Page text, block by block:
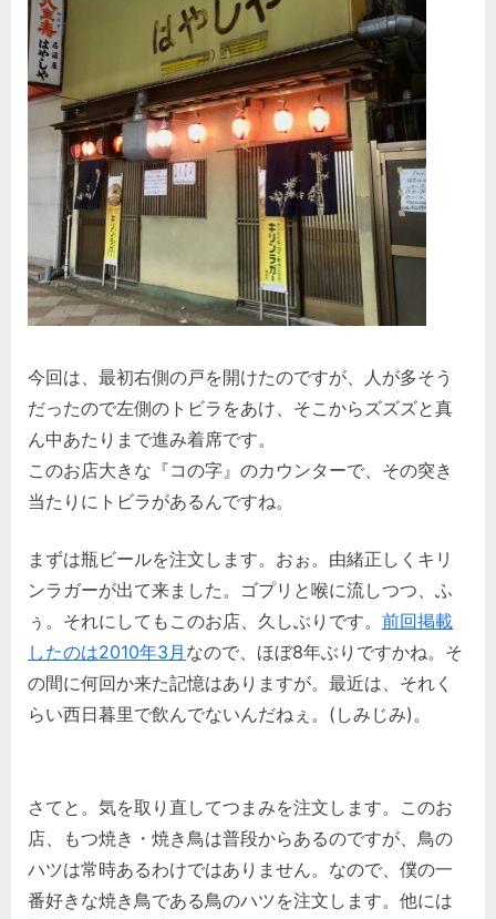
今回は、最初右側の戸を開けたのですが、人が多そう
だったので左側のトビラをあけ、そこからズズズと真
ん中あたりまで進み着席です。
このお店大きな『コの字』のカウンターで、その突き
当たりにトビラがあるんですね。
まずは瓶ビールを注文します。おぉ。由緒正しくキリ
ンラガーが出て来ました。ゴプリと喉に流しつつ、ふ
ぅ。それにしてもこのお店、久しぶりです。 前回掲載
したのは2010年3月 なので、ほぼ8年ぶりですかね。そ
の間に何回か来た記憶はありますが。最近は、それく
らい西日暮里で飲んでないんだねぇ。(しみじみ)。
さてと。気を取り直してつまみを注文します。このお
店、もつ焼き・焼き鳥は普段からあるのですが、鳥の
ハツは常時あるわけではありません。なので、僕の一
番好きな焼き鳥である鳥のハツを注文します。他には